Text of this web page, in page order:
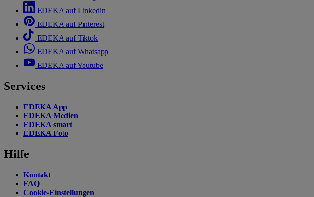
EDEKA auf Linkedin
EDEKA auf Pinterest
EDEKA auf Tiktok
EDEKA auf Whatsapp
EDEKA auf Youtube
Services
EDEKA App
EDEKA Medien
EDEKA smart
EDEKA Foto
Hilfe
Kontakt
FAQ
Cookie-Einstellungen